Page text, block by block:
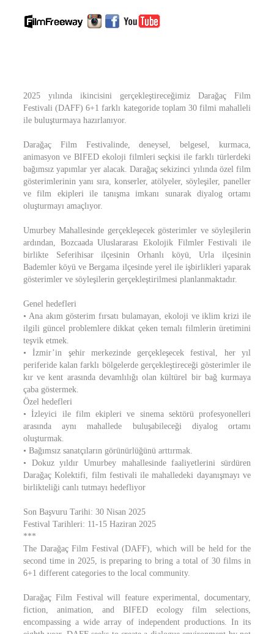
2025 yılında ikincisini gerçekleştireceğimiz Darağaç Film
Festivali (DAFF) 6+1 farklı kategoride toplam 30 filmi mahalleli
ile buluşturmaya hazırlanıyor.
Darağaç Film Festivalinde, deneysel, belgesel, kurmaca,
animasyon ve BIFED ekoloji filmleri seçkisi ile farklı türlerdeki
bağımsız yapımlar yer alacak. Darağaç sekizinci yılında özel film
gösterimlerinin yanı sıra, konserler, atölyeler, söyleşiler, paneller
ve film ekipleri ile tanışma imkanı sunarak diyalog ortamı
oluşturmayı amaçlıyor.
Umurbey Mahallesinde gerçekleşecek gösterimler ve söyleşilerin
ardından, Bozcaada Uluslararası Ekolojik Filmler Festivali ile
birlikte Seferihisar ilçesinin Orhanlı köyü, Urla ilçesinin
Bademler köyü ve Bergama ilçesinde yerel ile işbirlikleri yaparak
gösterimler ve söyleşilerin gerçekleştirilmesi planlanmaktadır.
Genel hedefleri
• Ana akım gösterim fırsatı bulamayan, ekoloji ve iklim krizi ile
ilgili güncel problemlere dikkat çeken temalı filmlerin üretimini
teşvik etmek.
• İzmir’in şehir merkezinde gerçekleşecek festival, her yıl
periferide kalan farklı bölgelerde gerçekleştireceği gösterimler ile
kır ve kent arasında devamlılığı olan kültürel bir bağ kurmaya
çaba göstermek.
Özel hedefleri
• İzleyici ile film ekipleri ve sinema sektörü profesyonelleri
arasında aynı mahallede buluşabileceği diyalog ortamı
oluşturmak.
• Bağımsız sanatçıların görünürlüğünü arttırmak.
• Dokuz yıldır Umurbey mahallesinde faaliyetlerini sürdüren
Darağaç Kolektifi, film festivali ile mahalledeki dayanışmayı ve
birlikteliği canlı tutmayı hedefliyor
Son Başvuru Tarihi: 30 Nisan 2025
Festival Tarihleri: 11-15 Haziran 2025
***
The Darağaç Film Festival (DAFF), which will be held for the
second time in 2025, is preparing to bring a total of 30 films in
6+1 different categories to the local community.
Darağaç Film Festival will feature experimental, documentary,
fiction, animation, and BIFED ecology film selections,
encompassing a wide array of independent productions. In its